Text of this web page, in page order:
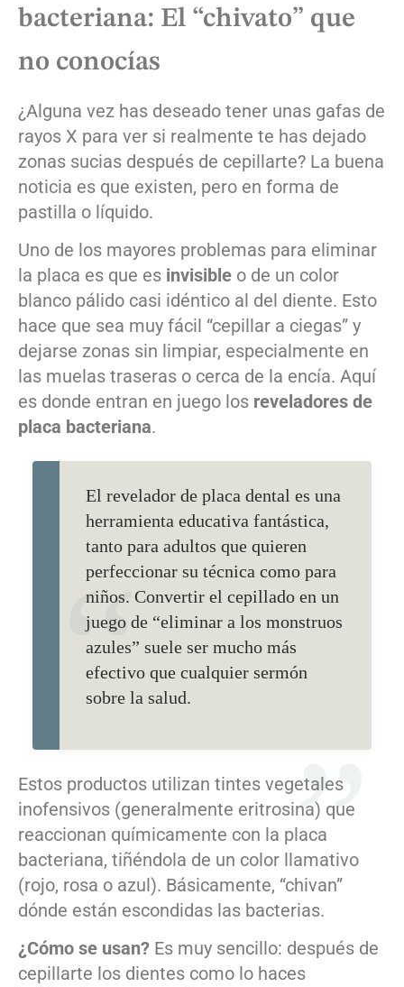
bacteriana: El “chivato” que
no conocías
¿Alguna vez has deseado tener unas gafas de
rayos X para ver si realmente te has dejado
zonas sucias después de cepillarte? La buena
noticia es que existen, pero en forma de
pastilla o líquido.
Uno de los mayores problemas para eliminar
la placa es que es invisible o de un color
blanco pálido casi idéntico al del diente. Esto
hace que sea muy fácil “cepillar a ciegas” y
dejarse zonas sin limpiar, especialmente en
las muelas traseras o cerca de la encía. Aquí
es donde entran en juego los reveladores de
placa bacteriana.
El revelador de placa dental es una
herramienta educativa fantástica,
tanto para adultos que quieren
perfeccionar su técnica como para
niños. Convertir el cepillado en un
juego de “eliminar a los monstruos
azules” suele ser mucho más
efectivo que cualquier sermón
sobre la salud.
Estos productos utilizan tintes vegetales
inofensivos (generalmente eritrosina) que
reaccionan químicamente con la placa
bacteriana, tiñéndola de un color llamativo
(rojo, rosa o azul). Básicamente, “chivan”
dónde están escondidas las bacterias.
¿Cómo se usan? Es muy sencillo: después de
cepillarte los dientes como lo haces